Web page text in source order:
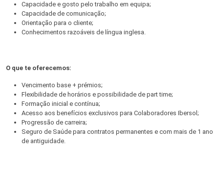
Capacidade e gosto pelo trabalho em equipa;
Capacidade de comunicação;
Orientação para o cliente;
Conhecimentos razoáveis de língua inglesa.
O que te oferecemos:
Vencimento base + prémios;
Flexibilidade de horários e possibilidade de part time;
Formação inicial e contínua;
Acesso aos benefícios exclusivos para Colaboradores Ibersol;
Progressão de carreira;
Seguro de Saúde para contratos permanentes e com mais de 1 ano
de antiguidade.